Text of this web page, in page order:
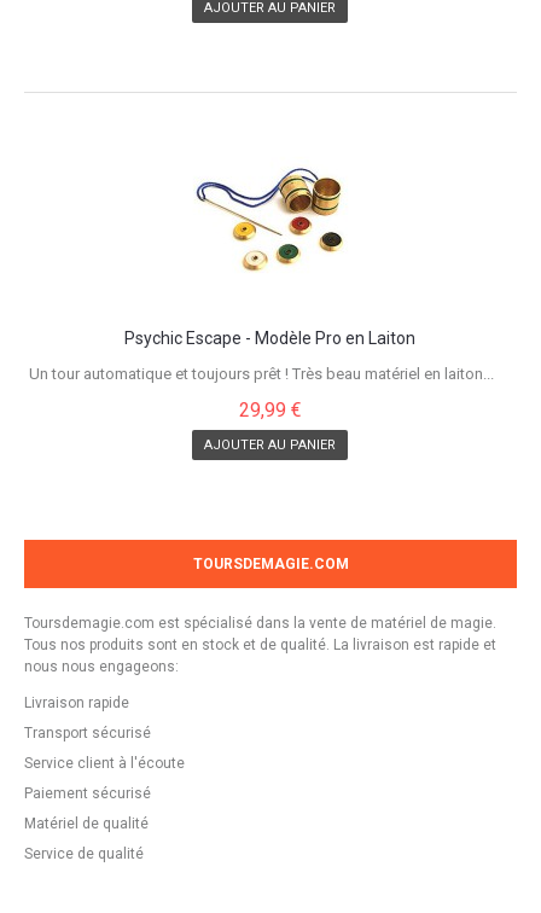
AJOUTER AU PANIER
Psychic Escape - Modèle Pro en Laiton
Un tour automatique et toujours prêt ! Très beau matériel en laiton...
29,99 €
AJOUTER AU PANIER
TOURSDEMAGIE.COM
Toursdemagie.com est spécialisé dans la vente de matériel de magie.
Tous nos produits sont en stock et de qualité. La livraison est rapide et
nous nous engageons:
Livraison rapide
Transport sécurisé
Service client à l'écoute
Paiement sécurisé
Matériel de qualité
Service de qualité